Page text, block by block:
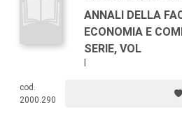
ANNALI DELLA
ECONOMIA E
SERIE, VOL
cod.
2000.290